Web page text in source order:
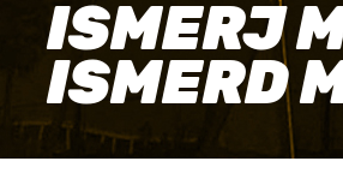
ISMERJ
ISMERD